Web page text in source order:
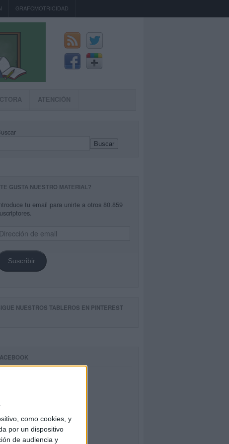
como cookies, y
por un dispositivo
de audiencia y
GRAFOMOTRICIDAD
ATENCIÓN
Buscar
GUSTA NUESTRO MATERIAL?
tu email para unirte a otros 80.859
Dirección
de
Suscribir
NUESTROS TABLEROS EN PINTEREST